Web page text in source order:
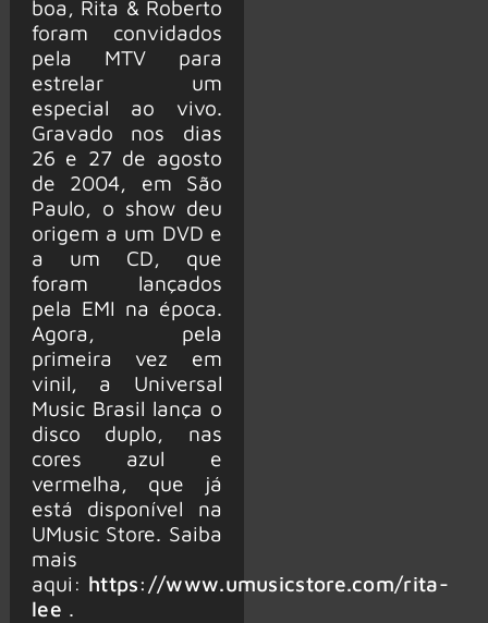
boa, Rita & Roberto
foram convidados
pela MTV para
estrelar um
especial ao vivo.
Gravado nos dias
26 e 27 de agosto
de 2004, em São
Paulo, o show deu
origem a um DVD e
a um CD, que
foram lançados
pela EMI na época.
Agora, pela
primeira vez em
vinil, a Universal
Music Brasil lança o
disco duplo, nas
cores azul e
vermelha, que já
está disponível na
UMusic Store. Saiba
mais
aqui: https://www.umusicstore.com/rita-
lee .